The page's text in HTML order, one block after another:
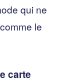
qui ne
le
carte